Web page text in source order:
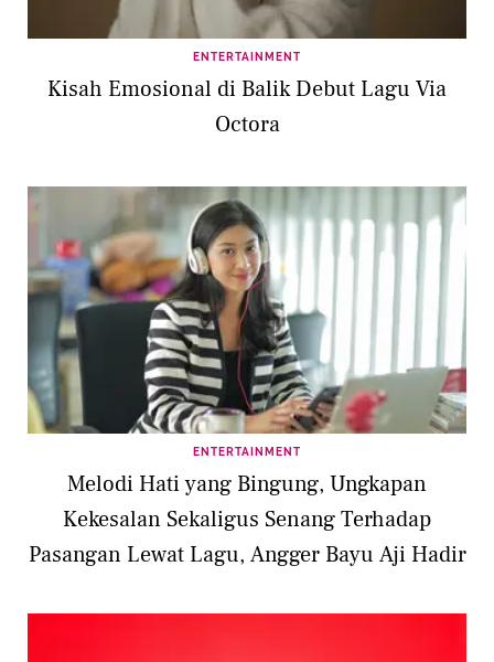
ENTERTAINMENT
Kisah Emosional di Balik Debut Lagu Via
Octora
ENTERTAINMENT
Melodi Hati yang Bingung, Ungkapan
Kekesalan Sekaligus Senang Terhadap
Pasangan Lewat Lagu, Angger Bayu Aji Hadir